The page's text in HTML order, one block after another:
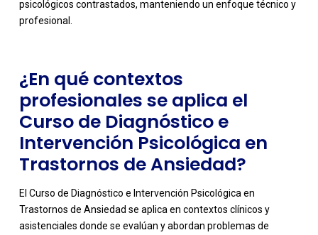
psicológicos contrastados, manteniendo un enfoque técnico y
profesional.
¿En qué contextos
profesionales se aplica el
Curso de Diagnóstico e
Intervención Psicológica en
Trastornos de Ansiedad?
El Curso de Diagnóstico e Intervención Psicológica en
Trastornos de Ansiedad se aplica en contextos clínicos y
asistenciales donde se evalúan y abordan problemas de